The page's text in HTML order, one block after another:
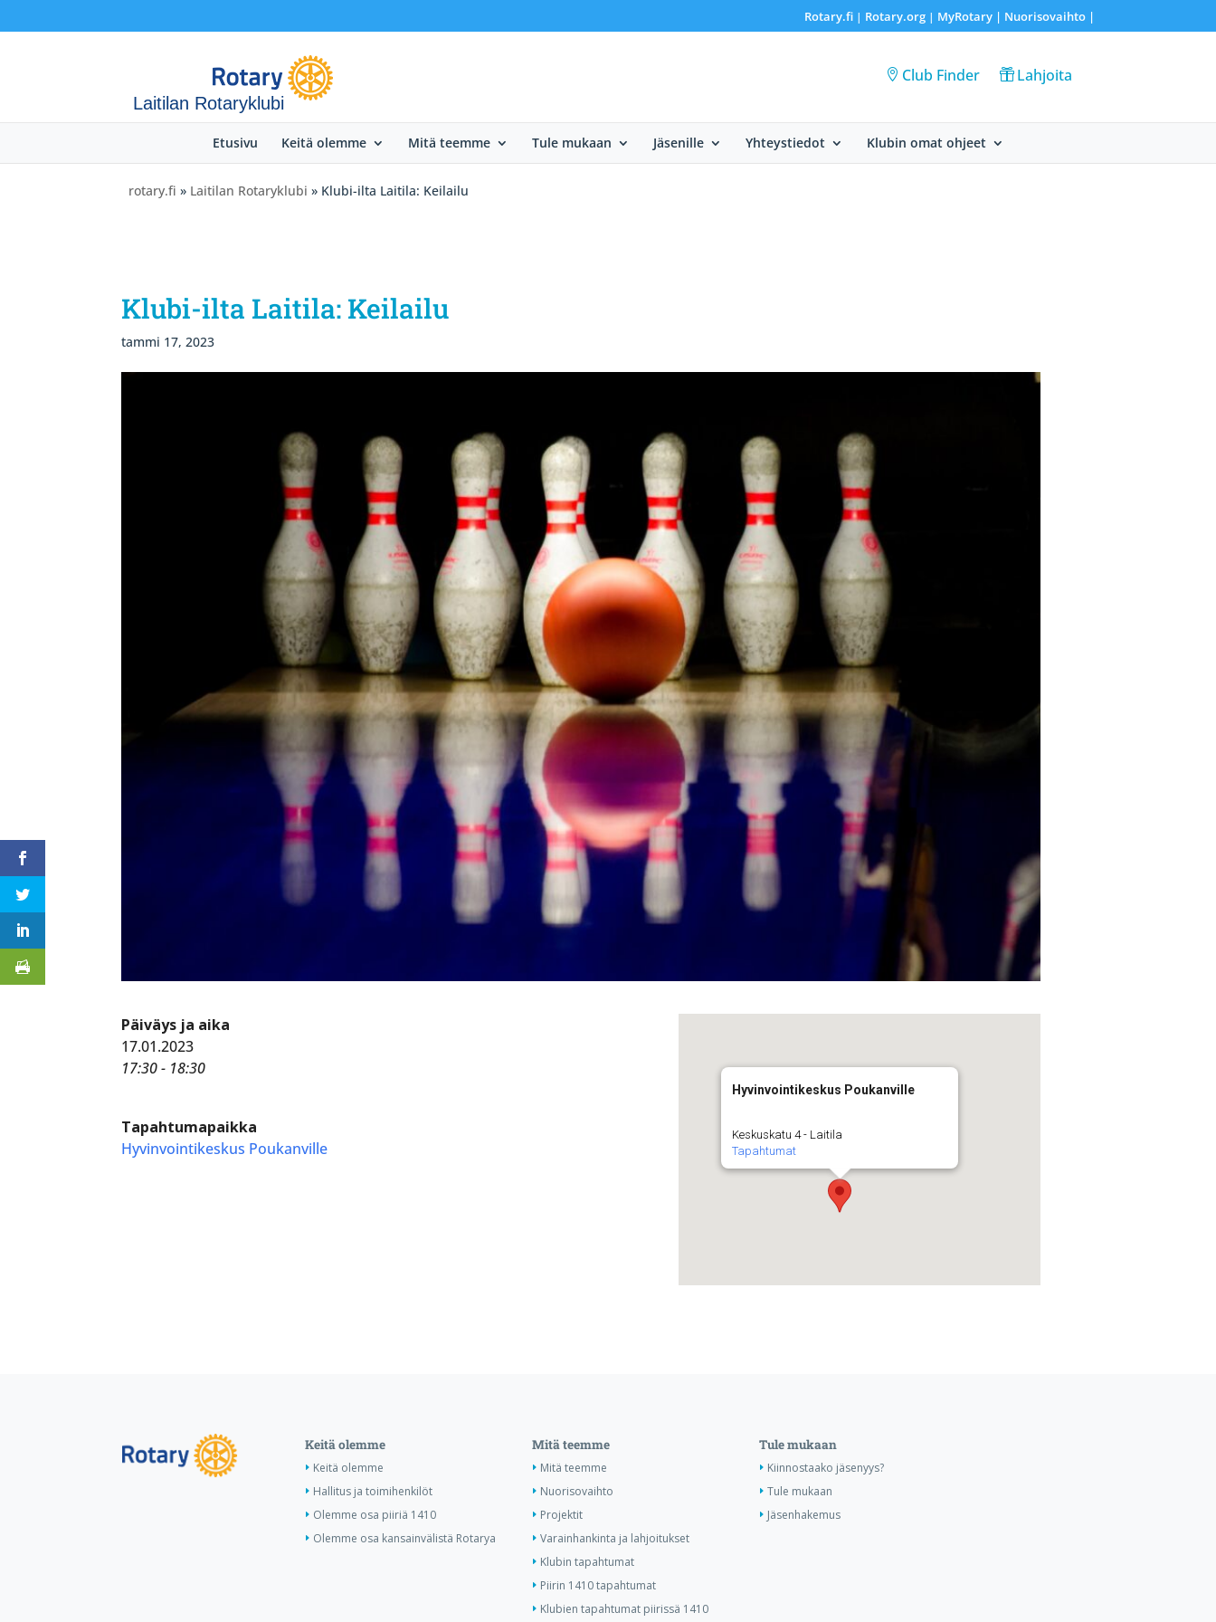
Rotary.fi| Rotary.org| MyRotary | Nuorisovaihto|
Laitilan Rotaryklubi
Club Finder Lahjoita
Etusivu Keitä olemme Mitä teemme Tule mukaan Jäsenille Yhteystiedot Klubin omat ohjeet
rotary.fi » Laitilan Rotaryklubi » Klubi-ilta Laitila: Keilailu
Klubi-ilta Laitila: Keilailu
tammi 17, 2023
Hyvinvointikeskus Poukanville
Keskuskatu 4 - Laitila
Tapahtumat
Päiväys ja aika
17.01.2023
17:30 - 18:30
Tapahtumapaikka
Hyvinvointikeskus Poukanville
Keitä olemme
Keitä olemme
Hallitus ja toimihenkilöt
Olemme osa piiriä 1410
Olemme osa kansainvälistä Rotarya
Mitä teemme
Mitä teemme
Nuorisovaihto
Projektit
Varainhankinta ja lahjoitukset
Klubin tapahtumat
Piirin 1410 tapahtumat
Klubien tapahtumat piirissä 1410
Tule mukaan
Kiinnostaako jäsenyys?
Tule mukaan
Jäsenhakemus